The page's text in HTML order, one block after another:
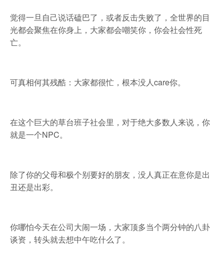
觉得一旦自己说话磕巴了，或者反击失败了，全世界的目
光都会聚焦在你身上，大家都会嘲笑你，你会社会性死
亡。
可真相何其残酷：大家都很忙，根本没人care你。
在这个巨大的草台班子社会里，对于绝大多数人来说，你
就是一个NPC。
除了你的父母和极个别要好的朋友，没人真正在意你是出
丑还是出彩。
你哪怕今天在公司大闹一场，大家顶多当个两分钟的八卦
谈资，转头就去想中午吃什么了。